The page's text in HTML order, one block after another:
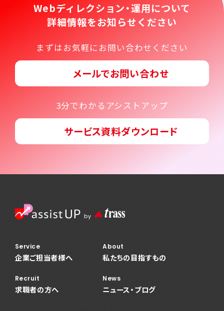
Webディレクション・運用について
詳細情報をお知らせください
まずはお気軽にお問い合わせください
メールでお問い合わせ
3分でわかるアシストアップ
サービス資料ダウンロード
Service
企業ご担当者様へ
About
私たちの目指すもの
Recruit
求職者の方へ
News
ニュース・ブログ